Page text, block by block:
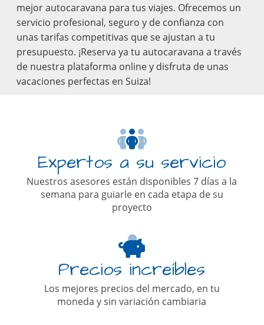
mejor autocaravana para tus viajes. Ofrecemos un
servicio profesional, seguro y de confianza con
unas tarifas competitivas que se ajustan a tu
presupuesto. ¡Reserva ya tu autocaravana a través
de nuestra plataforma online y disfruta de unas
vacaciones perfectas en Suiza!
Expertos a su servicio
Nuestros asesores están disponibles 7 días a la
semana para guiarle en cada etapa de su
proyecto
Precios increíbles
Los mejores precios del mercado, en tu
moneda y sin variación cambiaria